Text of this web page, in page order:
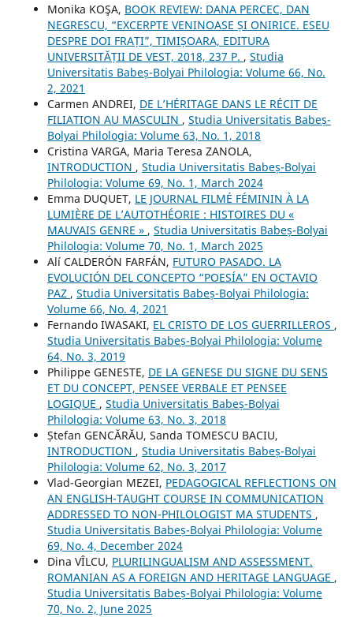
Monika KOŞA, BOOK REVIEW: DANA PERCEC, DAN
NEGRESCU, “EXCERPTE VENINOASE ȘI ONIRICE. ESEU
DESPRE DOI FRAȚI”, TIMIȘOARA, EDITURA
UNIVERSITĂȚII DE VEST, 2018, 237 P. , Studia
Universitatis Babeș-Bolyai Philologia: Volume 66, No.
2, 2021
Carmen ANDREI, DE L’HÉRITAGE DANS LE RÉCIT DE
FILIATION AU MASCULIN , Studia Universitatis Babeș-
Bolyai Philologia: Volume 63, No. 1, 2018
Cristina VARGA, Maria Teresa ZANOLA,
INTRODUCTION , Studia Universitatis Babeș-Bolyai
Philologia: Volume 69, No. 1, March 2024
Emma DUQUET, LE JOURNAL FILMÉ FÉMININ À LA
LUMIÈRE DE L’AUTOTHÉORIE : HISTOIRES DU «
MAUVAIS GENRE » , Studia Universitatis Babeș-Bolyai
Philologia: Volume 70, No. 1, March 2025
Alí CALDERÓN FARFÁN, FUTURO PASADO. LA
EVOLUCIÓN DEL CONCEPTO “POESÍA” EN OCTAVIO
PAZ , Studia Universitatis Babeș-Bolyai Philologia:
Volume 66, No. 4, 2021
Fernando IWASAKI, EL CRISTO DE LOS GUERRILLEROS ,
Studia Universitatis Babeș-Bolyai Philologia: Volume
64, No. 3, 2019
Philippe GENESTE, DE LA GENESE DU SIGNE DU SENS
ET DU CONCEPT, PENSEE VERBALE ET PENSEE
LOGIQUE , Studia Universitatis Babeș-Bolyai
Philologia: Volume 63, No. 3, 2018
Ștefan GENCĂRĂU, Sanda TOMESCU BACIU,
INTRODUCTION , Studia Universitatis Babeș-Bolyai
Philologia: Volume 62, No. 3, 2017
Vlad-Georgian MEZEI, PEDAGOGICAL REFLECTIONS ON
AN ENGLISH-TAUGHT COURSE IN COMMUNICATION
ADDRESSED TO NON-PHILOLOGIST MA STUDENTS ,
Studia Universitatis Babeș-Bolyai Philologia: Volume
69, No. 4, December 2024
Dina VÎLCU, PLURILINGUALISM AND ASSESSMENT.
ROMANIAN AS A FOREIGN AND HERITAGE LANGUAGE ,
Studia Universitatis Babeș-Bolyai Philologia: Volume
70, No. 2, June 2025